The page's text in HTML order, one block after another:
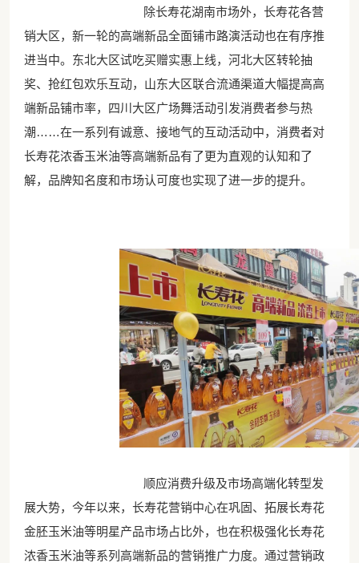
除长寿花湖南市场外，长寿花各营
销大区，新一轮的高端新品全面铺市路演活动也在有序推
进当中。东北大区试吃买赠实惠上线，河北大区转轮抽
奖、抢红包欢乐互动，山东大区联合流通渠道大幅提高高
端新品铺市率，四川大区广场舞活动引发消费者参与热
潮……在一系列有诚意、接地气的互动活动中，消费者对
长寿花浓香玉米油等高端新品有了更为直观的认知和了
解，品牌知名度和市场认可度也实现了进一步的提升。
顺应消费升级及市场高端化转型发
展大势，今年以来，长寿花营销中心在巩固、拓展长寿花
金胚玉米油等明星产品市场占比外，也在积极强化长寿花
浓香玉米油等系列高端新品的营销推广力度。通过营销政